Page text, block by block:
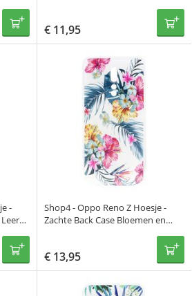
€ 11,95
-
Shop4 - Oppo Reno Z Hoesje -
Zachte Back Case Bloemen en
€ 13,95